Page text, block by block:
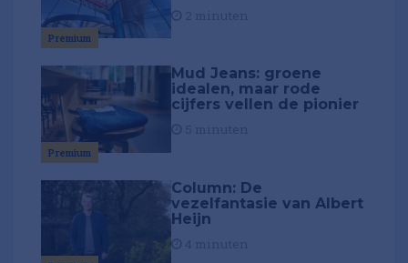
Premium
Premium
Mud Jeans: groene
idealen, maar rode
cijfers vellen de pionier
Column: De
vezelfantasie van Albert
Heijn